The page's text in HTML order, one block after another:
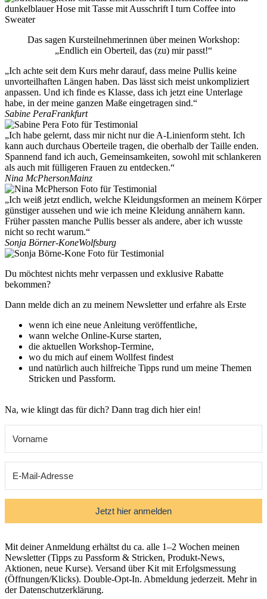
Das sagen Kursteilnehmerinnen über meinen Workshop:
„Endlich ein Oberteil, das (zu) mir passt!“
„Ich achte seit dem Kurs mehr darauf, dass meine Pullis keine
unvorteilhaften Längen haben. Das lässt sich meist unkompliziert
anpassen. Und ich finde es Klasse, dass ich jetzt eine Unterlage
habe, in der meine ganzen Maße eingetragen sind.“
Sabine PeraFrankfurt
„Ich habe gelernt, dass mir nicht nur die A-Linienform steht. Ich
kann auch durchaus Oberteile tragen, die oberhalb der Taille enden.
Spannend fand ich auch, Gemeinsamkeiten, sowohl mit schlankeren
als auch mit fülligeren Frauen zu entdecken.“
Nina McPhersonMainz
„Ich weiß jetzt endlich, welche Kleidungsformen an meinem Körper
günstiger aussehen und wie ich meine Kleidung annähern kann.
Früher passten manche Pullis besser als andere, aber ich wusste
nicht so recht warum.“
Sonja Börner-KoneWolfsburg
Du möchtest nichts mehr verpassen und exklusive Rabatte
bekommen?
Dann melde dich an zu meinem Newsletter und erfahre als Erste
wenn ich eine neue Anleitung veröffentliche,
wann welche Online-Kurse starten,
die aktuellen Workshop-Termine,
wo du mich auf einem Wollfest findest
und natürlich auch hilfreiche Tipps rund um meine Themen
Stricken und Passform.
Na, wie klingt das für dich? Dann trag dich hier ein!
Jetzt hier anmelden
Mit deiner Anmeldung erhältst du ca. alle 1–2 Wochen meinen
Newsletter (Tipps zu Passform & Stricken, Produkt-News,
Aktionen, neue Kurse). Versand über Kit mit Erfolgsmessung
(Öffnungen/Klicks). Double-Opt-In. Abmeldung jederzeit. Mehr in
der Datenschutzerklärung.